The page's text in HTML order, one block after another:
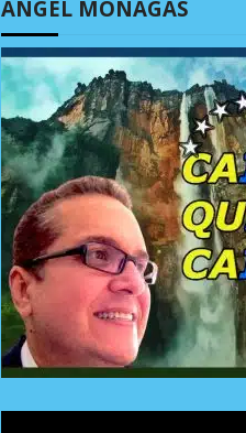
ÁNGEL MONAGAS